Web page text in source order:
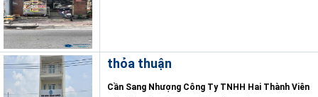
thỏa thuận
Cần Sang Nhượng Công Ty TNHH Hai Thành Viên